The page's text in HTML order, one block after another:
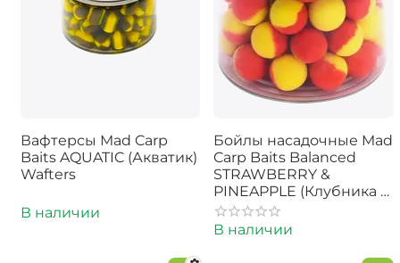
Вафтерсы Mad Carp
Baits AQUATIC (Акватик)
Wafters
В наличии
Бойлы насадочные Mad
Carp Baits Balanced
STRAWBERRY &
PINEAPPLE (Клубника и
Ананас) 15мм
В наличии